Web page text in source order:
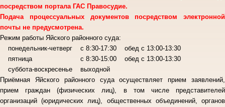
посредством портала ГАС Правосудие.
Подача процессуальных документов посредством электронной
почты не предусмотрена.
Режим работы Яйского районного суда:
понедельник-четверг с 8:30-17:30 обед с 13:00-13:30
пятница с 8:30-15:00 обед с 13:00-13:30
суббота-воскресенье выходной
Приёмная Яйского районного суда осуществляет прием заявлений,
прием граждан (физических лиц), в том числе представителей
организаций (юридических лиц), общественных объединений, органов